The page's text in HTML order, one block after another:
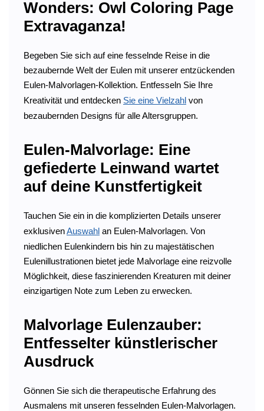
Wonders: Owl Coloring Page
Extravaganza!
Begeben Sie sich auf eine fesselnde Reise in die
bezaubernde Welt der Eulen mit unserer entzückenden
Eulen-Malvorlagen-Kollektion. Entfesseln Sie Ihre
Kreativität und entdecken Sie eine Vielzahl von
bezaubernden Designs für alle Altersgruppen.
Eulen-Malvorlage: Eine
gefiederte Leinwand wartet
auf deine Kunstfertigkeit
Tauchen Sie ein in die komplizierten Details unserer
exklusivenAuswahl an Eulen-Malvorlagen. Von
niedlichen Eulenkindern bis hin zu majestätischen
Eulenillustrationen bietet jede Malvorlage eine reizvolle
Möglichkeit, diese faszinierenden Kreaturen mit deiner
einzigartigen Note zum Leben zu erwecken.
Malvorlage Eulenzauber:
Entfesselter künstlerischer
Ausdruck
Gönnen Sie sich die therapeutische Erfahrung des
Ausmalens mit unseren fesselnden Eulen-Malvorlagen.